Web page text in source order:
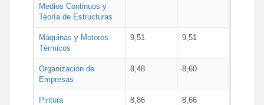
Medios Continuos y
Teoría de Estructuras
Máquinas y Motores
Térmicos
9,51 9,51
Organización de
Empresas
8,48 8,60
Pintura 8,86 8,66